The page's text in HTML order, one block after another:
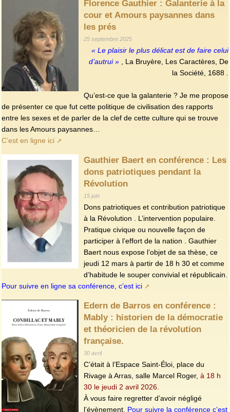
Florence Gauthier : Galanterie à la
cour et Amours paysannes dans
les prés
25 septembre 2025
« Le plaisir le plus délicat est de faire celui
d’autrui »
, La Bruyère, Les Caractères, De
la Société, 1688 .
Qu’est-ce que la galanterie ? Je me propose
de présenter ce que fut cette politique de civilisation des rapports
entre les sexes et de parler de la clef de cette culture qui se trouve
dans les Amours paysannes…
C’est en ligne ici
Gauthier Baert en conférence : Les
dons patriotiques pendant la
Révolution
15 juin
Dons patriotiques et contribution patriotique
à la Révolution . L’intervention populaire.
Pratique civique ou nouvelle façon de
participer à l’effort de la nation . Gauthier
Baert nous expose l’objet de sa thèse, ce
jeudi 12 mars à partir de 18 h 30 et comme
d’habitude le souper convivial et républicain.
Pour suivre en ligne sa conférence, c’est ici
Edern de Barros en conférence :
Mably : historien de la démocratie
et théoricien de la révolution
française.
30 avril
C’était à l’Espace Saint-Éloi, place du
Rivage à Arras, salle Marcel Roger, à 18 h
30 le jeudi 2 avril 2026.
À vous faire regretter d’avoir négligé
l’évènement. Pour suivre la conférence c’est